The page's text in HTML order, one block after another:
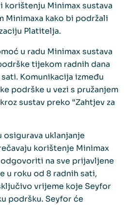
korištenju Minimax sustava
Minimaxa kako bi podržali
Platitelja.
u radu Minimax sustava
tijekom radnih dana
Komunikacija između
podrške u vezi s pružanjem
sustav preko “Zahtjev za
uklanjanje
korištenje Minimax
na sve prijavljene
u roku od 8 radnih sati,
vrijeme koje Seyfor
podršku. Seyfor će